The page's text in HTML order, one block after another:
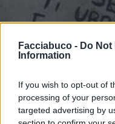
Facciabuco - Do Not
Information
If you wish to opt-out of
processing of your
targeted advertising by